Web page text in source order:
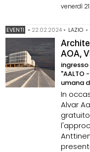
venerdì
EVENTI • 22.02.2024 • LAZIO •
AOA,
"AALTO
umana
In
Alvar